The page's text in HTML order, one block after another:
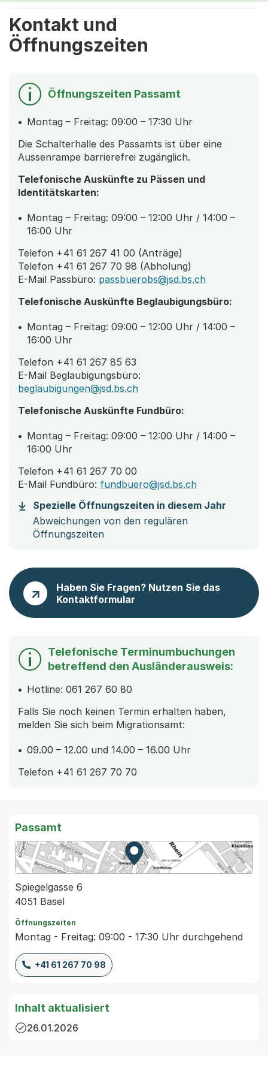
Kontakt und
Öffnungszeiten
Öffnungszeiten Passamt
Montag – Freitag: 09:00 – 17:30 Uhr
Die Schalterhalle des Passamts ist über eine
Aussenrampe barrierefrei zugänglich.
Telefonische Auskünfte zu Pässen und
Identitätskarten:
Montag – Freitag: 09:00 – 12:00 Uhr / 14:00 –
16:00 Uhr
Telefon +41 61 267 41 00 (Anträge)
Telefon +41 61 267 70 98 (Abholung)
E-Mail Passbüro: passbuerobs@jsd.bs.ch
Telefonische Auskünfte Beglaubigungsbüro:
Montag – Freitag: 09:00 – 12:00 Uhr / 14:00 –
16:00 Uhr
Telefon +41 61 267 85 63
E-Mail Beglaubigungsbüro:
beglaubigungen@jsd.bs.ch
Telefonische Auskünfte Fundbüro:
Montag – Freitag: 09:00 – 12:00 Uhr / 14:00 –
16:00 Uhr
Telefon +41 61 267 70 00
E-Mail Fundbüro: fundbuero@jsd.bs.ch
Spezielle Öffnungszeiten in diesem Jahr
Abweichungen von den regulären
Öffnungszeiten
Haben Sie Fragen? Nutzen Sie das
Kontaktformular
Telefonische Terminumbuchungen
betreffend den Ausländerausweis:
Hotline: 061 267 60 80
Falls Sie noch keinen Termin erhalten haben,
melden Sie sich beim Migrationsamt:
09.00 – 12.00 und 14.00 – 16.00 Uhr
Telefon +41 61 267 70 70
Passamt
Zur Karte von MapBS.
Externer Link, wird in einem
Spiegelgasse 6
4051 Basel
Öffnungszeiten
Montag - Freitag: 09:00 - 17:30 Uhr durchgehend
+41 61 267 70 98
Inhalt aktualisiert
26.01.2026